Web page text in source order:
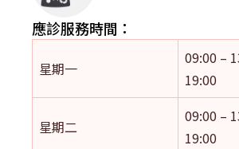
應診服務時間：
星期一
09:00 –
19:00
星期二
09:00 –
19:00